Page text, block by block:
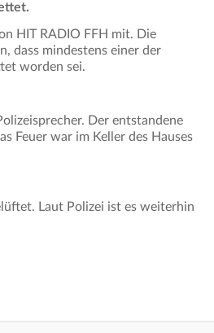
HIT RADIO FFH mit. Die
dass mindestens einer der
worden sei.
Der entstandene
Feuer war im Keller des Hauses
Laut Polizei ist es weiterhin